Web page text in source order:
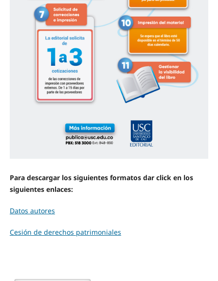
Para descargar los siguientes formatos dar click en los
siguientes enlaces:
Datos autores
Cesión de derechos patrimoniales